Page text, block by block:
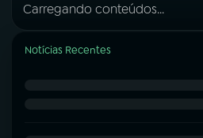
Carregando conteúdos...
Notícias Recentes